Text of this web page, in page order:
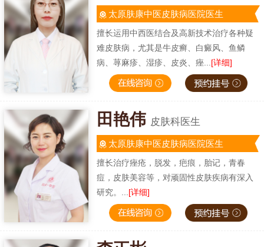
太原肤康中医皮肤病医院医生
擅长运用中西医结合及高新技术治疗各种疑
难皮肤病，尤其是牛皮癣、白癜风、鱼鳞
病、荨麻疹、湿疹、皮炎、痤... [详细]
田艳伟 皮肤科医生
太原肤康中医皮肤病医院医生
擅长治疗痤疮，脱发，疤痕，胎记，青春
痘，皮肤美容等，对顽固性皮肤疾病有深入
研究。... [详细]